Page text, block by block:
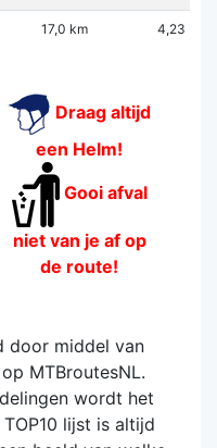
17,0 km 4,23
Draag altijd
een Helm!
Gooi afval
niet van je af op
de route!
door middel van
MTBroutesNL.
wordt het
lijst is altijd